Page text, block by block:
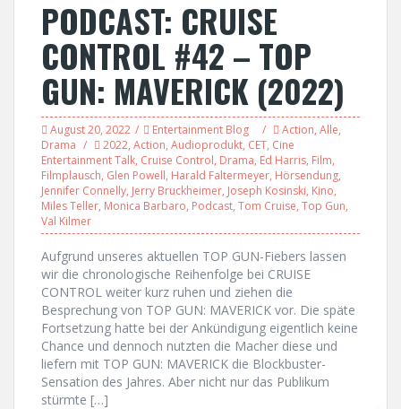
PODCAST: CRUISE
CONTROL #42 – TOP
GUN: MAVERICK (2022)
August 20, 2022 Entertainment Blog Action, Alle,
Drama
2022, Action, Audioprodukt, CET, Cine
Entertainment Talk, Cruise Control, Drama, Ed Harris, Film,
Filmplausch, Glen Powell, Harald Faltermeyer, Hörsendung,
Jennifer Connelly, Jerry Bruckheimer, Joseph Kosinski, Kino,
Miles Teller, Monica Barbaro, Podcast, Tom Cruise, Top Gun,
Val Kilmer
Aufgrund unseres aktuellen TOP GUN-Fiebers lassen
wir die chronologische Reihenfolge bei CRUISE
CONTROL weiter kurz ruhen und ziehen die
Besprechung von TOP GUN: MAVERICK vor. Die späte
Fortsetzung hatte bei der Ankündigung eigentlich keine
Chance und dennoch nutzten die Macher diese und
liefern mit TOP GUN: MAVERICK die Blockbuster-
Sensation des Jahres. Aber nicht nur das Publikum
stürmte […]